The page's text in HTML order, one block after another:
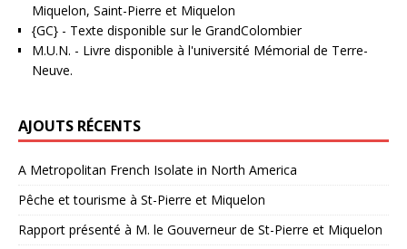
Miquelon, Saint-Pierre et Miquelon
{GC} - Texte disponible sur le GrandColombier
M.U.N. - Livre disponible à l'université Mémorial de Terre-
Neuve.
AJOUTS RÉCENTS
A Metropolitan French Isolate in North America
Pêche et tourisme à St-Pierre et Miquelon
Rapport présenté à M. le Gouverneur de St-Pierre et Miquelon